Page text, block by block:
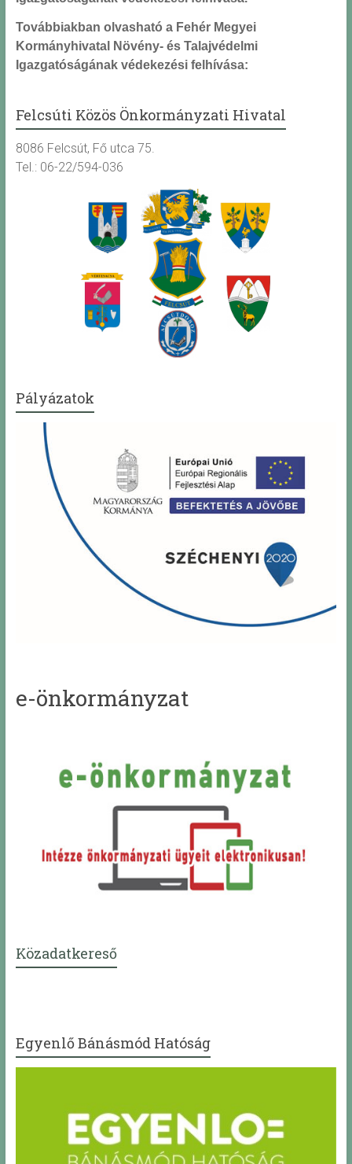
Továbbiakban olvasható a Fehér Megyei
Kormányhivatal Növény- és Talajvédelmi
Igazgatóságának védekezési felhívása:
Felcsúti Közös Önkormányzati Hivatal
8086 Felcsút, Fő utca 75.
Tel.: 06-22/594-036
Pályázatok
e-önkormányzat
Közadatkereső
Egyenlő Bánásmód Hatóság